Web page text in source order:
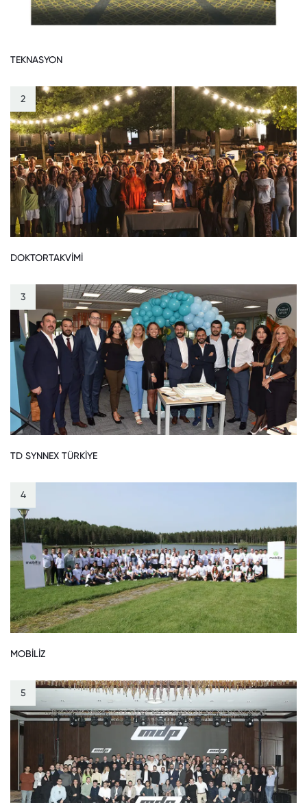
TEKNASYON
2
DOKTORTAKVİMİ
3
TD SYNNEX TÜRKİYE
4
MOBİLİZ
5